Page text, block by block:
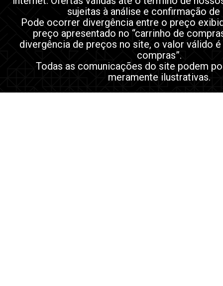
sujeitas à análise e confirmação de
Pode ocorrer divergência entre o preço
preço apresentado no “carrinho de
divergência de preços no site, o valor válido é
compras”.
Todas as comunicações do site podem
meramente ilustrativas.